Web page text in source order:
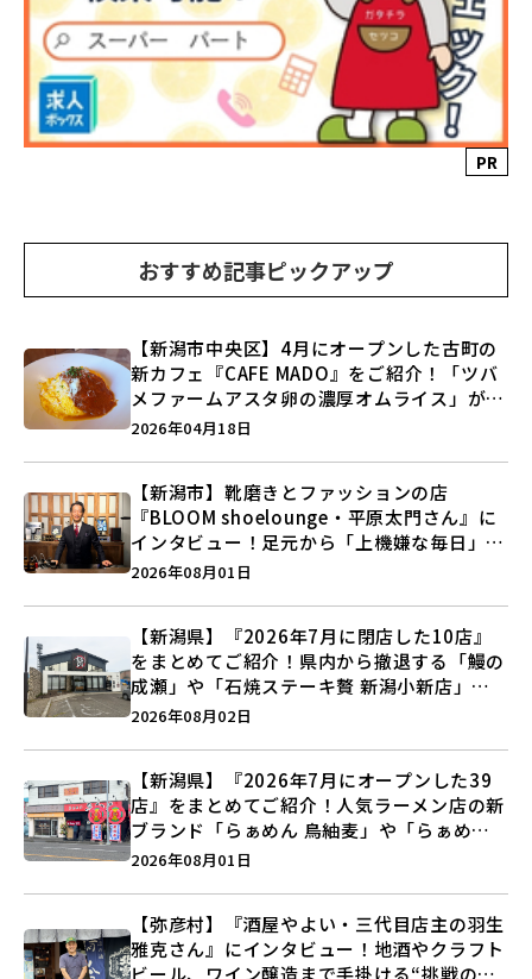
PR
おすすめ記事ピックアップ
【新潟市中央区】4月にオープンした古町の
新カフェ『CAFE MADO』をご紹介！「ツバ
メファームアスタ卵の濃厚オムライス」が堪
らない♪
2026年04月18日
【新潟市】靴磨きとファッションの店
『BLOOM shoelounge・平原太門さん』に
インタビュー！足元から「上機嫌な毎日」を
つくる装いの提案とは？
2026年08月01日
【新潟県】『2026年7月に閉店した10店』
をまとめてご紹介！県内から撤退する「鰻の
成瀬」や「石焼ステーキ贅 新潟小新店」が
営業に幕…。
2026年08月02日
【新潟県】『2026年7月にオープンした39
店』をまとめてご紹介！人気ラーメン店の新
ブランド「らぁめん 鳥紬麦」や「らぁめん
しょうがの空」など盛りだくさん♪
2026年08月01日
【弥彦村】『酒屋やよい・三代目店主の羽生
雅克さん』にインタビュー！地酒やクラフト
ビール、ワイン醸造まで手掛ける“挑戦の歴